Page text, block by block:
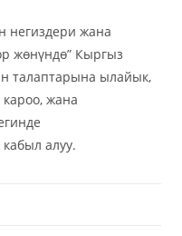
жана
жөнүндө” Кыргыз
талаптарына ылайык,
жана
алуу.